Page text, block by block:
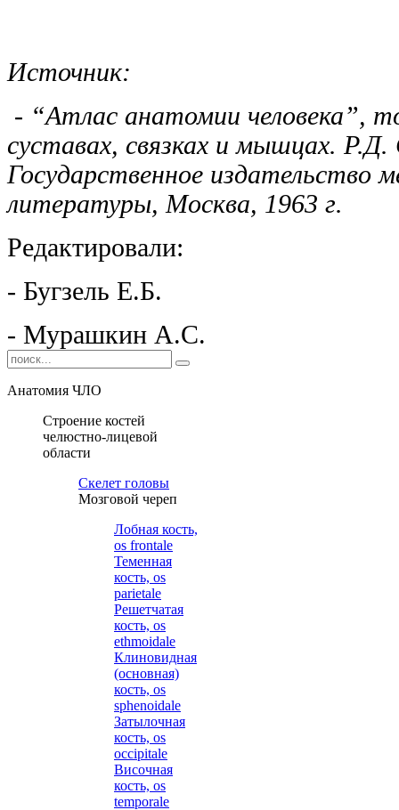
Источник:
- “Атлас анатомии человека”,
суставах, связках и мышцах. Р.Д.
Государственное издательство
литературы, Москва, 1963 г.
Редактировали:
- Бугзель Е.Б.
- Мурашкин А.С.
Анатомия ЧЛО
Строение костей
челюстно-лицевой
области
Cкелет головы
Мозговой череп
Лобная кость,
os frontale
Теменная
кость, os
parietale
Решетчатая
кость, os
ethmoidale
Клиновидная
(основная)
кость, os
sphenoidale
Затылочная
кость, os
occipitale
Височная
кость, os
temporale